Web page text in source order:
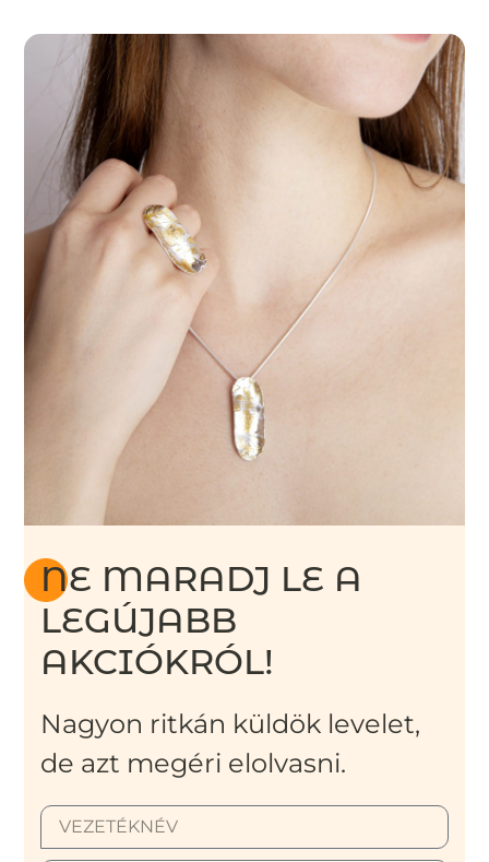
NE MARADJ LE A
LEGÚJABB
AKCIÓKRÓL!
Nagyon ritkán küldök levelet,
de azt megéri elolvasni.